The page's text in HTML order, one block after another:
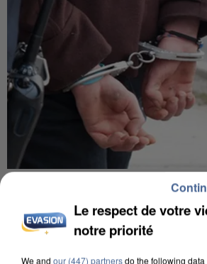
L’UN DES FONDATEURS
Le respect de votre
notre priorité
We and our (447) partnersdo the following